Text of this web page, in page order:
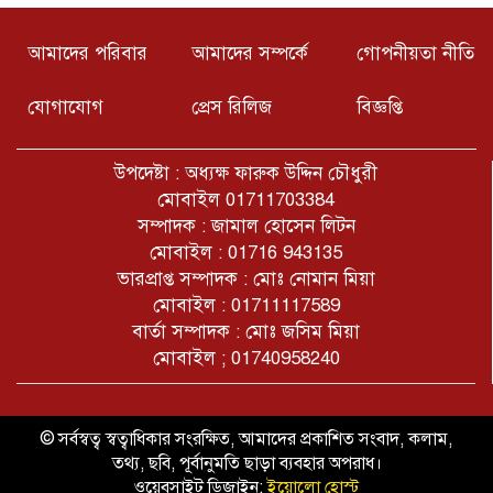
দ্রুত বাস্তবায়নের মাধ্যমে মানবিক, নিরাপদ ও মর্যাদাপূর্ণ
জীবনযাপনের সুযোগ নিশ্চিত করা হবে।
জুলাই গণঅভ্যুত্থান দিবস উপলক্ষে
চুনারুঘাটে আলোচনা সভা ও পুরস্কার
ওমরাহ পালনরত অবস্থায় এলাকাবাসী ও
নেতা কর্মীদের খোঁজখবর নিলেন যুবদল
নেতা সৈয়দ আবু নাঈম হালিম।
চুনারুঘাট থানার নতুন ওসি মো. সাইফুল
ইসলাম
নেতা বেটি ফারুক এখন মানবাধিকার
কর্মী!
আমাদের পরিবার আমাদের সম্পর্কে গোপনীয়তা নীতি
যোগাযোগ প্রেস রিলিজ বিজ্ঞপ্তি
উপদেষ্টা : অধ্যক্ষ ফারুক উদ্দিন চৌধুরী
মোবাইল 01711703384
সম্পাদক : জামাল হোসেন লিটন
মোবাইল : 01716 943135
ভারপ্রাপ্ত সম্পাদক : মোঃ নোমান মিয়া
মোবাইল : 01711117589
বার্তা সম্পাদক : মোঃ জসিম মিয়া
মোবাইল ; 01740958240
© সর্বস্বত্ব স্বত্বাধিকার সংরক্ষিত, আমাদের প্রকাশিত সংবাদ, কলাম,
তথ্য, ছবি, পূর্বানুমতি ছাড়া ব্যবহার অপরাধ।
ওয়েবসাইট ডিজাইন:ইয়োলো হোস্ট